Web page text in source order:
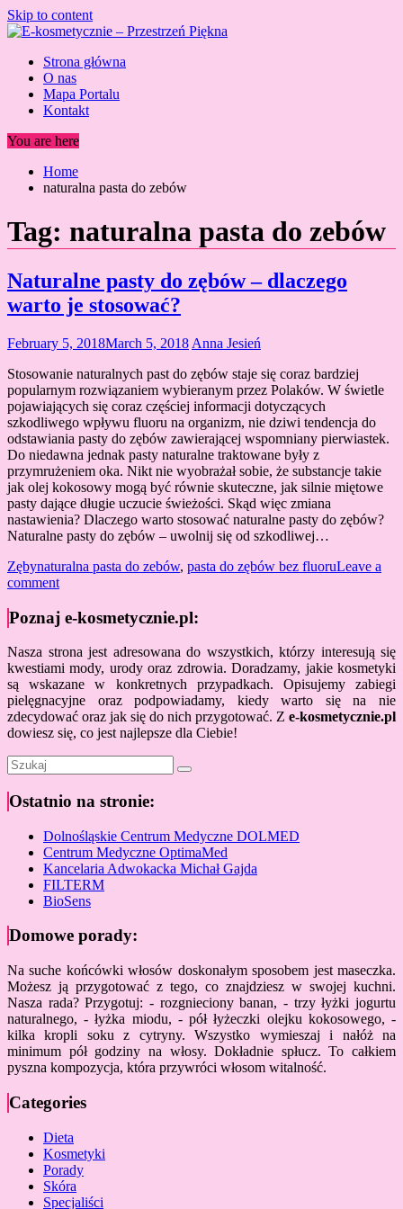
Skip to content
Strona główna
O nas
Mapa Portalu
Kontakt
You are here
Home
naturalna pasta do zebów
Tag: naturalna pasta do zebów
Naturalne pasty do zębów – dlaczego
warto je stosować?
February 5, 2018March 5, 2018 Anna Jesień
Stosowanie naturalnych past do zębów staje się coraz bardziej
popularnym rozwiązaniem wybieranym przez Polaków. W świetle
pojawiających się coraz częściej informacji dotyczących
szkodliwego wpływu fluoru na organizm, nie dziwi tendencja do
odstawiania pasty do zębów zawierającej wspomniany pierwiastek.
Do niedawna jednak pasty naturalne traktowane były z
przymrużeniem oka. Nikt nie wyobrażał sobie, że substancje takie
jak olej kokosowy mogą być równie skuteczne, jak silnie miętowe
pasty dające długie uczucie świeżości. Skąd więc zmiana
nastawienia? Dlaczego warto stosować naturalne pasty do zębów?
Naturalne pasty do zębów – uwolnij się od szkodliwej…
Zębynaturalna pasta do zebów, pasta do zębów bez fluoruLeave a
comment
Poznaj e-kosmetycznie.pl:
Nasza strona jest adresowana do wszystkich, którzy interesują się
kwestiami mody, urody oraz zdrowia. Doradzamy, jakie kosmetyki
są wskazane w konkretnych przypadkach. Opisujemy zabiegi
pielęgnacyjne oraz podpowiadamy, kiedy warto się na nie
zdecydować oraz jak się do nich przygotować. Z e-kosmetycznie.pl
dowiesz się, co jest najlepsze dla Ciebie!
Ostatnio na stronie:
Dolnośląskie Centrum Medyczne DOLMED
Centrum Medyczne OptimaMed
Kancelaria Adwokacka Michał Gajda
FILTERM
BioSens
Domowe porady:
Na suche końcówki włosów doskonałym sposobem jest maseczka.
Możesz ją przygotować z tego, co znajdziesz w swojej kuchni.
Nasza rada? Przygotuj: - rozgnieciony banan, - trzy łyżki jogurtu
naturalnego, - łyżka miodu, - pół łyżeczki olejku kokosowego, -
kilka kropli soku z cytryny. Wszystko wymieszaj i nałóż na
minimum pół godziny na włosy. Dokładnie spłucz. To całkiem
pyszna kompozycja, która przywróci włosom witalność.
Categories
Dieta
Kosmetyki
Porady
Skóra
Specjaliści